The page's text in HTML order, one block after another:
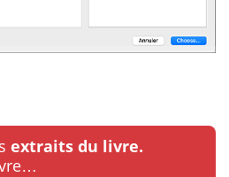
extraits du livre.